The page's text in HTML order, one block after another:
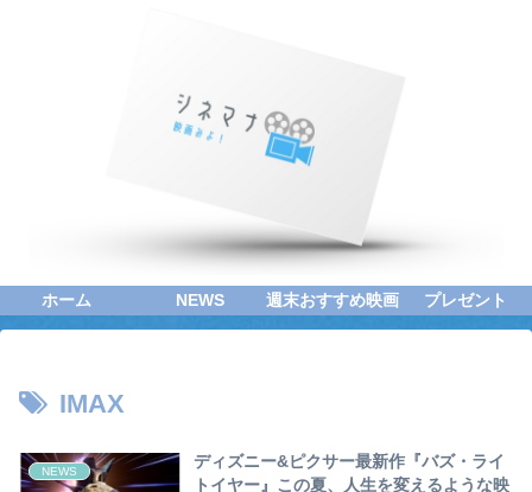
ホーム NEWS 週末おすすめ映画 プレゼント
IMAX
NEWS
ディズニー&ピクサー最新作『バズ・ライ
トイヤー』この夏、人生を変えるような映